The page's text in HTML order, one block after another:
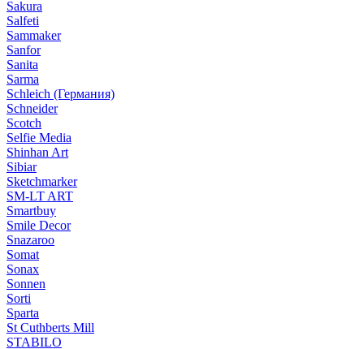
Sakura
Salfeti
Sammaker
Sanfor
Sanita
Sarma
Schleich (Германия)
Schneider
Scotch
Selfie Media
Shinhan Art
Sibiar
Sketchmarker
SM-LT ART
Smartbuy
Smile Decor
Snazaroo
Somat
Sonax
Sonnen
Sorti
Sparta
St Cuthberts Mill
STABILO